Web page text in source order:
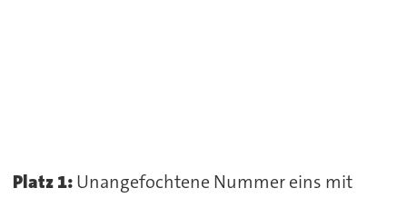
Platz 1:Unangefochtene Nummer eins mit